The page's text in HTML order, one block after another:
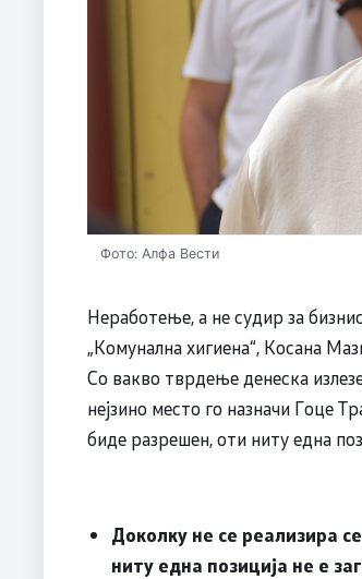
Фото: Алфа Вести
Неработење, а не судир за
„Комунална хигиена“, Косана
Со вакво тврдење денеска
нејзино место го назначи Гоце
биде разрешен, оти ниту една
Доколку не се реализира
ниту една позиција не е